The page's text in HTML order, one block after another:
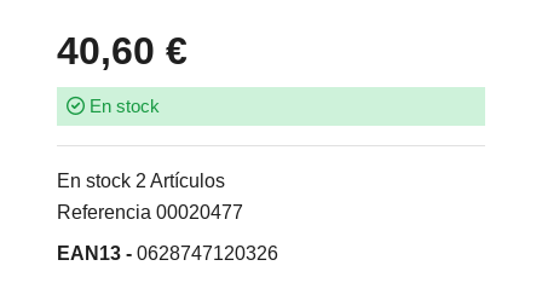
40,60 €
En stock
En stock 2 Artículos
Referencia 00020477
EAN13 - 0628747120326